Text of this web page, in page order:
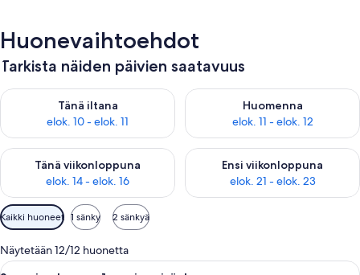
Huonevaihtoehdot
Tarkista näiden päivien saatavuus
Tänä iltana
elok. 10 - elok. 11
Tarkista tämän illan saatavuus elok. 10 - elok. 11
Huomenna
elok. 11 - elok. 12
Tarkista huomisen saatavuus
Tänä viikonloppuna
elok. 14 - elok. 16
Tarkista tämän viikonlopun saatavuus elok. 14 - elok. 16
Ensi viikonloppuna
elok. 21 - elok. 23
Tarkista ensi viikonlopun
Huoneille
saatavilla
olevia
suodattimia
Kaikki huoneet 1 sänky 2 sänkyä
Näytetään 12/12 huonetta
Avaa
Hotellihuone, jossa on suuri sänky,